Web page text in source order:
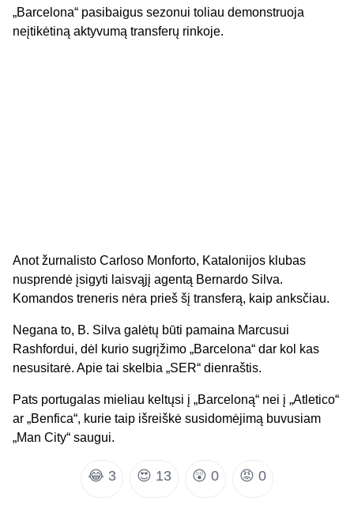
„Barcelona“ pasibaigus sezonui toliau demonstruoja
neįtikėtiną aktyvumą transferų rinkoje.
Anot žurnalisto Carloso Monforto, Katalonijos klubas
nusprendė įsigyti laisvąjį agentą Bernardo Silva.
Komandos treneris nėra prieš šį transferą, kaip anksčiau.
Negana to, B. Silva galėtų būti pamaina Marcusui
Rashfordui, dėl kurio sugrįžimo „Barcelona“ dar kol kas
nesusitarė. Apie tai skelbia „SER“ dienraštis.
Pats portugalas mieliau keltųsi į „Barceloną“ nei į „Atletico“
ar „Benfica“, kurie taip išreiškė susidomėjimą buvusiam
„Man City“ saugui.
😂 3 😍 13 😲 0 😡 0